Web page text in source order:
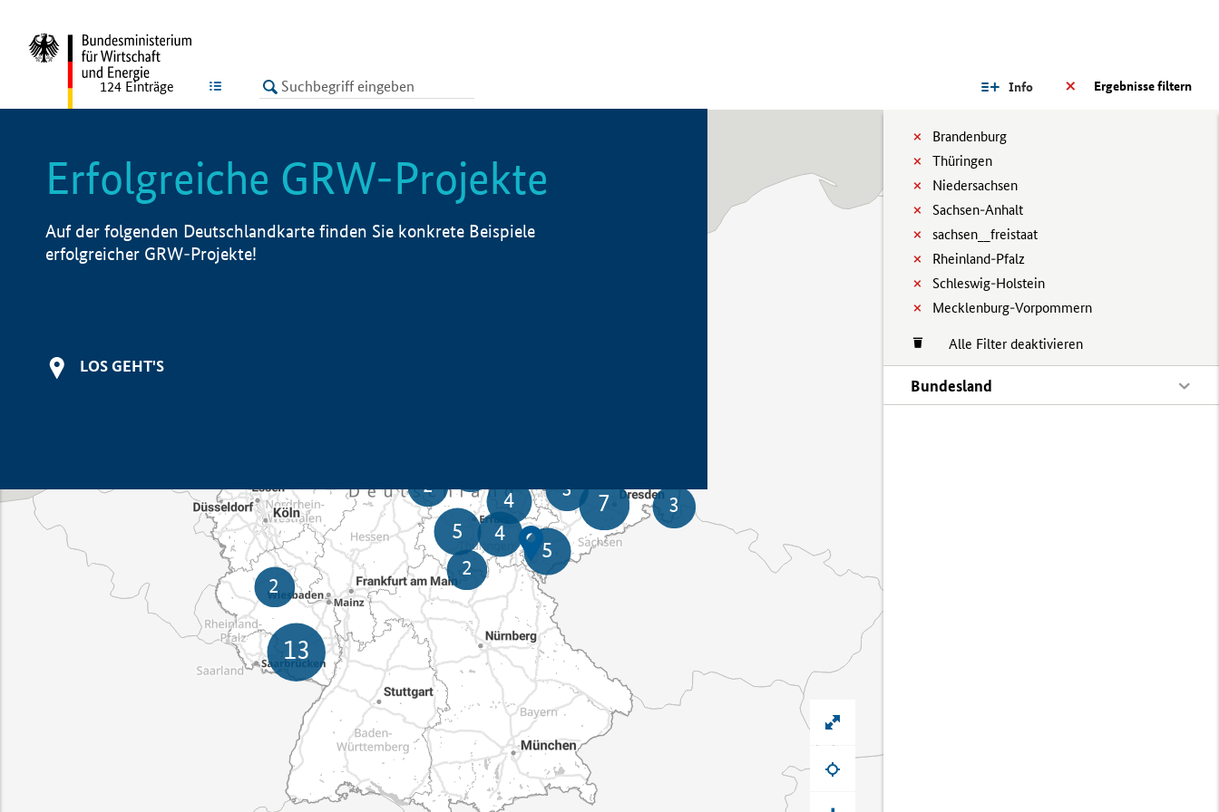
LISTE Ergebnisse filtern
Info
Brandenburg
Thüringen
Niedersachsen
Sachsen-Anhalt
sachsen__freistaat
Rheinland-Pfalz
Schleswig-Holstein
Mecklenburg-Vorpommern
Alle Filter deaktivieren
Bundesland
124 Einträge
Erfolgreiche GRW-Projekte
Auf der folgenden Deutschlandkarte finden Sie konkrete Beispiele
erfolgreicher GRW-Projekte!
LOS GEHT'S